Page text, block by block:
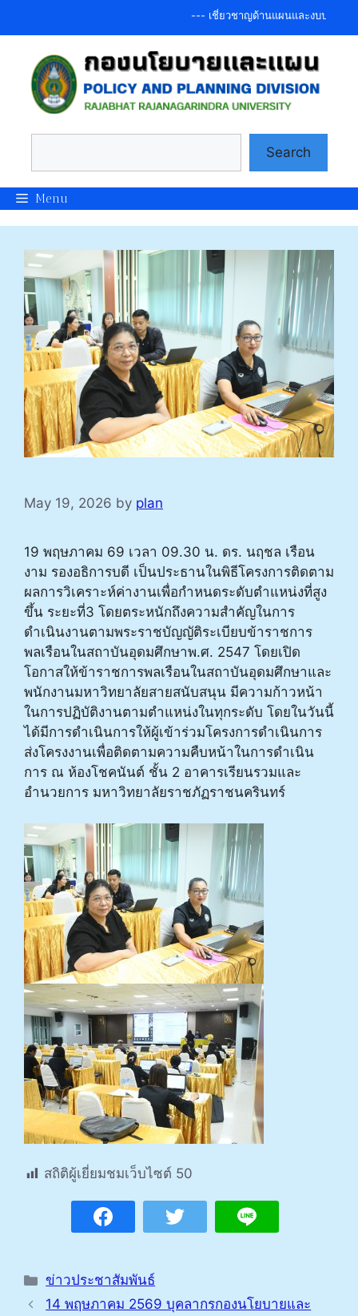
--- เชี่ยวชาญด้านแผนและงบประมาณ
Search
Menu
May 19, 2026 by plan
19 พฤษภาคม 69 เวลา 09.30 น. ดร. นฤชล เรือน
งาม รองอธิการบดี เป็นประธานในพิธีโครงการติดตาม
ผลการวิเคราะห์ค่างานเพื่อกำหนดระดับตำแหน่งที่สูง
ขึ้น ระยะที่3 โดยตระหนักถึงความสำคัญในการ
ดำเนินงานตามพระราชบัญญัติระเบียบข้าราชการ
พลเรือนในสถาบันอุดมศึกษาพ.ศ. 2547 โดยเปิด
โอกาสให้ข้าราชการพลเรือนในสถาบันอุดมศึกษาและ
พนักงานมหาวิทยาลัยสายสนับสนุน มีความก้าวหน้า
ในการปฏิบัติงานตามตำแหน่งในทุกระดับ โดยในวันนี้
ได้มีการดำเนินการให้ผู้เข้าร่วมโครงการดำเนินการ
ส่งโครงงานเพื่อติดตามความคืบหน้าในการดำเนิน
การ ณ ห้องโชคนันต์ ชั้น 2 อาคารเรียนรวมและ
อำนวยการ มหาวิทยาลัยราชภัฏราชนครินทร์
สถิติผู้เยี่ยมชมเว็บไซต์ 50
Categories
ข่าวประชาสัมพันธ์
14 พฤษภาคม 2569 บุคลากรกองนโยบายและ